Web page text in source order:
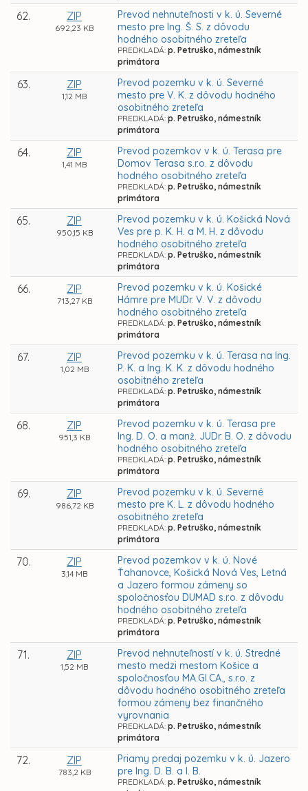
62. ZIP
692,23 KB
Prevod nehnuteľnosti v k. ú. Severné
mesto pre Ing. Š. S. z dôvodu
hodného osobitného zreteľa
PREDKLADÁ: p. Petruško, námestník
primátora
63. ZIP
1,12 MB
Prevod pozemku v k. ú. Severné
mesto pre V. K. z dôvodu hodného
osobitného zreteľa
PREDKLADÁ: p. Petruško, námestník
primátora
64. ZIP
1,41 MB
Prevod pozemkov v k. ú. Terasa pre
Domov Terasa s.r.o. z dôvodu
hodného osobitného zreteľa
PREDKLADÁ: p. Petruško, námestník
primátora
65. ZIP
950,15 KB
Prevod pozemku v k. ú. Košická Nová
Ves pre p. K. H. a M. H. z dôvodu
hodného osobitného zreteľa
PREDKLADÁ: p. Petruško, námestník
primátora
66. ZIP
713,27 KB
Prevod pozemku v k. ú. Košické
Hámre pre MUDr. V. V. z dôvodu
hodného osobitného zreteľa
PREDKLADÁ: p. Petruško, námestník
primátora
67. ZIP
1,02 MB
Prevod pozemku v k. ú. Terasa na Ing.
P. K. a Ing. K. K. z dôvodu hodného
osobitného zreteľa
PREDKLADÁ: p. Petruško, námestník
primátora
68. ZIP
951,3 KB
Prevod pozemku v k. ú. Terasa pre
Ing. D. O. a manž. JUDr. B. O. z dôvodu
hodného osobitného zreteľa
PREDKLADÁ: p. Petruško, námestník
primátora
69. ZIP
986,72 KB
Prevod pozemku v k. ú. Severné
mesto pre K. L. z dôvodu hodného
osobitného zreteľa
PREDKLADÁ: p. Petruško, námestník
primátora
70. ZIP
3,14 MB
Prevod pozemkov v k. ú. Nové
Ťahanovce, Košická Nová Ves, Letná
a Jazero formou zámeny so
spoločnosťou DUMAD s.r.o. z dôvodu
hodného osobitného zreteľa
PREDKLADÁ: p. Petruško, námestník
primátora
71. ZIP
1,52 MB
Prevod nehnuteľností v k. ú. Stredné
mesto medzi mestom Košice a
spoločnosťou MA.GI.CA., s.r.o. z
dôvodu hodného osobitného zreteľa
formou zámeny bez finančného
vyrovnania
PREDKLADÁ: p. Petruško, námestník
primátora
72. ZIP
783,2 KB
Priamy predaj pozemku v k. ú. Jazero
pre Ing. D. B. a I. B.
PREDKLADÁ: p. Petruško, námestník